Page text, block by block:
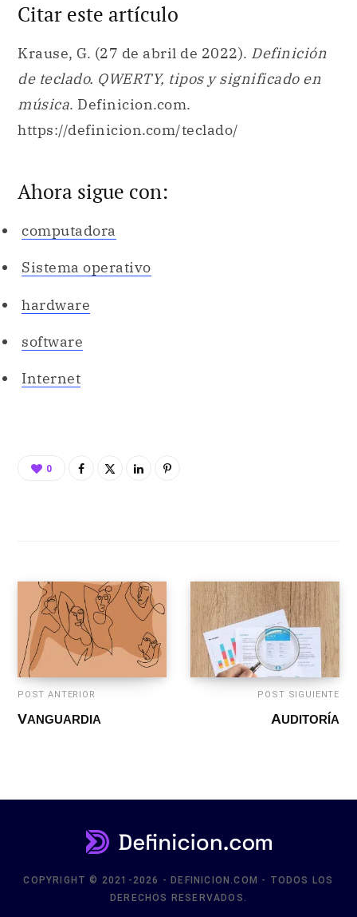
Citar este artículo
Krause, G. (27 de abril de 2022). Definición
de teclado. QWERTY, tipos y significado en
música. Definicion.com.
https://definicion.com/teclado/
Ahora sigue con:
computadora
Sistema operativo
hardware
software
Internet
0
POST ANTERIOR
VANGUARDIA
POST SIGUIENTE
AUDITORÍA
COPYRIGHT © 2021-2026 - DEFINICION.COM - TODOS LOS
DERECHOS RESERVADOS.